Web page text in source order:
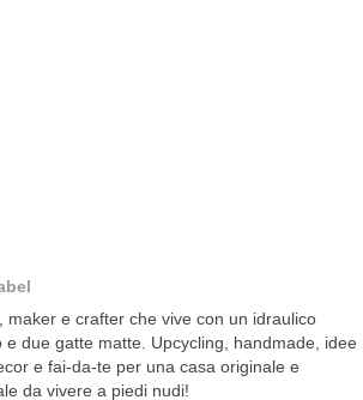
maker e crafter che vive con un idraulico
e due gatte matte. Upcycling, handmade, idee
e fai-da-te per una casa originale e
da vivere a piedi nudi!